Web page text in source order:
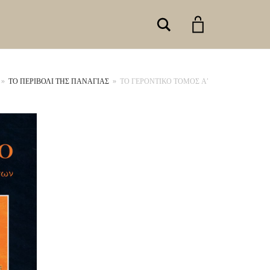
Search
» ΤΟ ΠΕΡΙΒΟΛΙ ΤΗΣ ΠΑΝΑΓΙΑΣ » ΤΟ ΓΕΡΟΝΤΙΚΟ ΤΟΜΟΣ Α’